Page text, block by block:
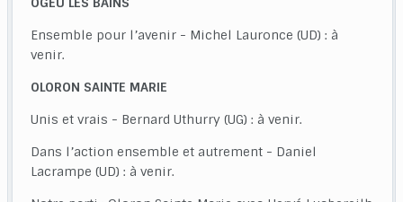
Ensemble pour l’avenir - Michel Lauronce (UD) : à
venir.
OLORON SAINTE MARIE
Unis et vrais - Bernard Uthurry (UG) : à venir.
Dans l’action ensemble et autrement - Daniel
Lacrampe (UD) : à venir.